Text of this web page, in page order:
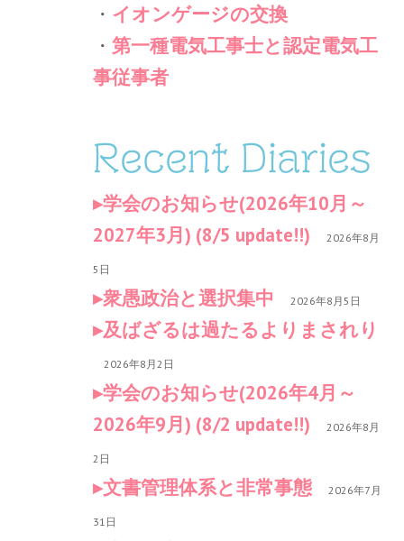
・ イオンゲージの交換
・第一種電気工事士と認定電気工
事従事者
Recent Diaries
学会のお知らせ(2026年10月～
2027年3月) (8/5 update!!)
2026年8月
5日
衆愚政治と選択集中 2026年8月5日
及ばざるは過たるよりまされり
2026年8月2日
学会のお知らせ(2026年4月～
2026年9月) (8/2 update!!)
2026年8月
2日
文書管理体系と非常事態 2026年7月
31日